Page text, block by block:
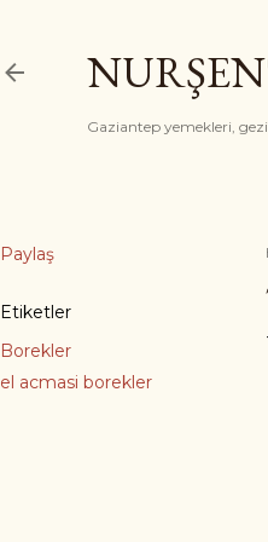
Gaziantep yemekleri,
Paylaş
Etiketler
Borekler
el acmasi borekler